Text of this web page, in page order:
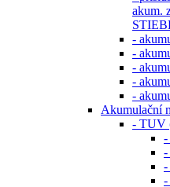
akum.
-
-
-
-
-
Akumulační
- TUV
-
-
-
-